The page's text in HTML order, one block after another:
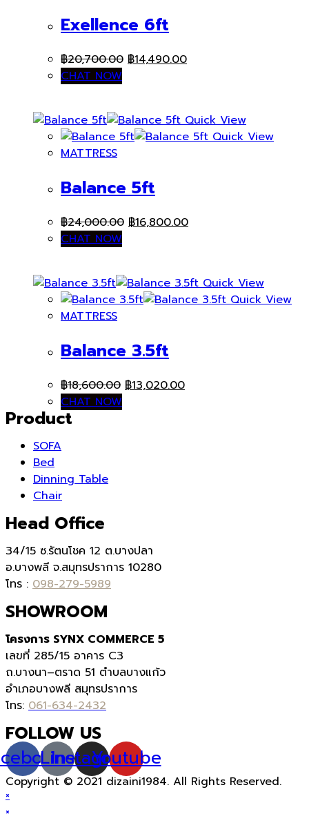
Exellence 6ft
฿20,700.00 Original
฿14,490.00Current
CHAT NOW
Quick View
Quick View
MATTRESS
Balance 5ft
฿24,000.00 Original
฿16,800.00Current
CHAT NOW
Quick View
Quick View
MATTRESS
Balance 3.5ft
฿18,600.00 Original
฿13,020.00Current
CHAT NOW
Product
SOFA
Bed
Dinning Table
Chair
Head Office
34/15 ซ.รัตนโชค 12 ต.บางปลา
อ.บางพลี จ.สมุทรปราการ 10280
โทร : 098-279-5989
SHOWROOM
โครงการ SYNX COMMERCE 5
เลขที่ 285/15 อาคาร C3
ถ.บางนา–ตราด 51 ตำบลบางแก้ว
อำเภอบางพลี สมุทรปราการ
โทร: 061-634-2432
FOLLOW US
Line
Instagram
Youtube
Copyright © 2021 dizaini1984. All Rights Reserved.
×